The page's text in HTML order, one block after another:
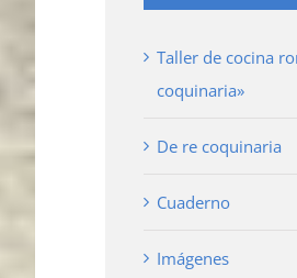
Taller de cocina
coquinaria»
De re coquinaria
Cuaderno
Imágenes